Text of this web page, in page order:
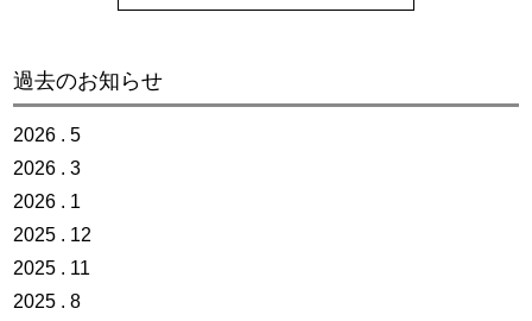
過去のお知らせ
2026 . 5
2026 . 3
2026 . 1
2025 . 12
2025 . 11
2025 . 8